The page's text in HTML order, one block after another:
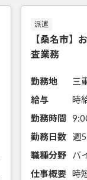
派遣
【桑名市】
査業務
勤務地
三
給与
時
勤務時間
勤務日数
職種分野
仕事概要